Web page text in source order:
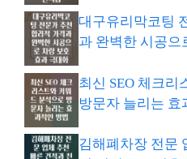
대구유리막코팅
과 완벽한 시공으
최신 SEO 체크리
방문자 늘리는 효
김해폐차장 전문